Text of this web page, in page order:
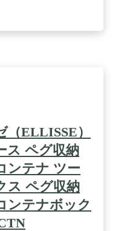
（ELLISSE）
ス ペグ収納
ンテナ ツー
ス ペグ収納
ンテナボック